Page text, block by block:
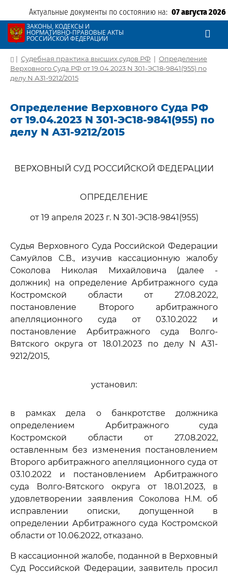
Актуальные документы по состоянию на: 07 августа 2026
ЗАКОНЫ, КОДЕКСЫ И
НОРМАТИВНО-ПРАВОВЫЕ АКТЫ
РОССИЙСКОЙ ФЕДЕРАЦИИ
| Судебная практика высших судов РФ | Определение
Верховного Суда РФ от 19.04.2023 N 301-ЭС18-9841(955) по
делу N А31-9212/2015
Определение Верховного Суда РФ
от 19.04.2023 N 301-ЭС18-9841(955) по
делу N А31-9212/2015
ВЕРХОВНЫЙ СУД РОССИЙСКОЙ ФЕДЕРАЦИИ
ОПРЕДЕЛЕНИЕ
от 19 апреля 2023 г. N 301-ЭС18-9841(955)
Судья Верховного Суда Российской Федерации
Самуйлов С.В., изучив кассационную жалобу
Соколова Николая Михайловича (далее -
должник) на определение Арбитражного суда
Костромской области от 27.08.2022,
постановление Второго арбитражного
апелляционного суда от 03.10.2022 и
постановление Арбитражного суда Волго-
Вятского округа от 18.01.2023 по делу N А31-
9212/2015,
установил:
в рамках дела о банкротстве должника
определением Арбитражного суда
Костромской области от 27.08.2022,
оставленным без изменения постановлением
Второго арбитражного апелляционного суда от
03.10.2022 и постановлением Арбитражного
суда Волго-Вятского округа от 18.01.2023, в
удовлетворении заявления Соколова Н.М. об
исправлении описки, допущенной в
определении Арбитражного суда Костромской
области от 10.06.2022, отказано.
В кассационной жалобе, поданной в Верховный
Суд Российской Федерации, заявитель просил